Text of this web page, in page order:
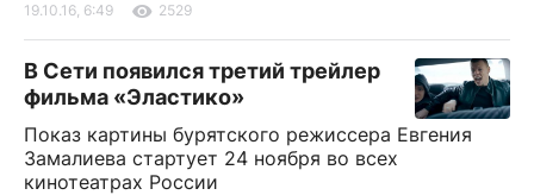
19.10.16, 6:49 2529
В Сети появился третий трейлер
фильма «Эластико»
Показ картины бурятского режиссера Евгения
Замалиева стартует 24 ноября во всех
кинотеатрах России